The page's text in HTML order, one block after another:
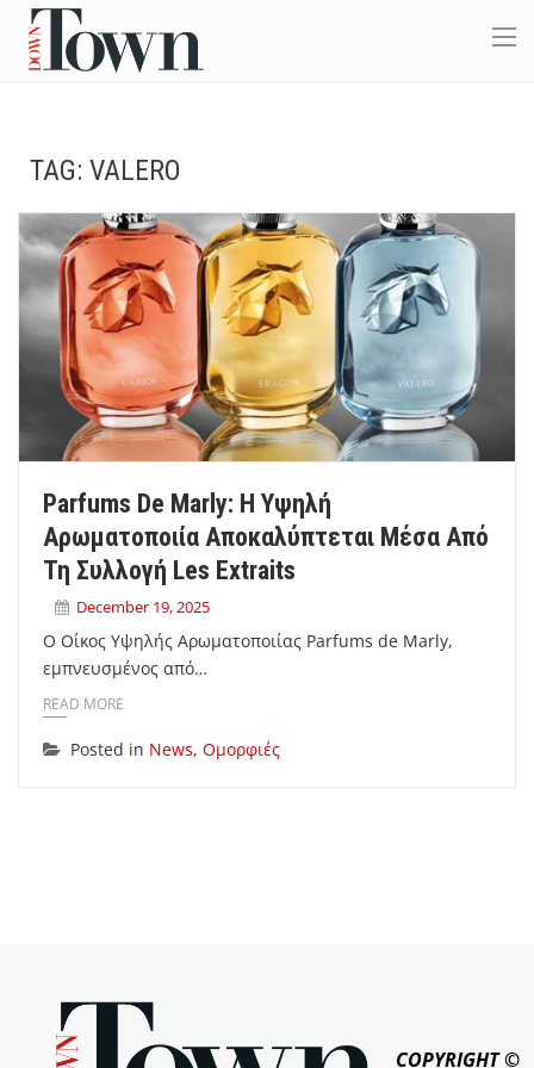
TAG: VALERO
Parfums De Marly: Η Υψηλή
Αρωματοποιία Αποκαλύπτεται Μέσα Από
Τη Συλλογή Les Extraits
December 19, 2025
Ο Οίκος Υψηλής Αρωματοποιίας Parfums de Marly,
εμπνευσμένος από…
READ MORE
Posted in News, Ομορφιές
COPYRIGHT ©